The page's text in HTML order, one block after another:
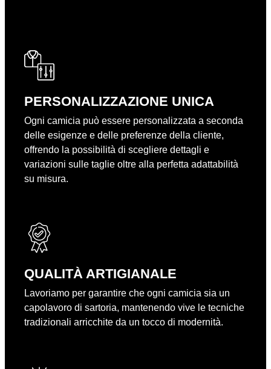
PERSONALIZZAZIONE UNICA
Ogni camicia può essere personalizzata a seconda
delle esigenze e delle preferenze della cliente,
offrendo la possibilità di scegliere dettagli e
variazioni sulle taglie oltre alla perfetta adattabilità
su misura.
QUALITÀ ARTIGIANALE
Lavoriamo per garantire che ogni camicia sia un
capolavoro di sartoria, mantenendo vive le tecniche
tradizionali arricchite da un tocco di modernità.